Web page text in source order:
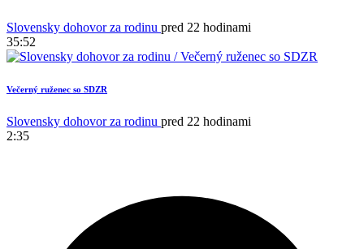
Slovensky dohovor za rodinu pred 22 hodinami
35:52
Večerný ruženec so SDZR
Slovensky dohovor za rodinu pred 22 hodinami
2:35